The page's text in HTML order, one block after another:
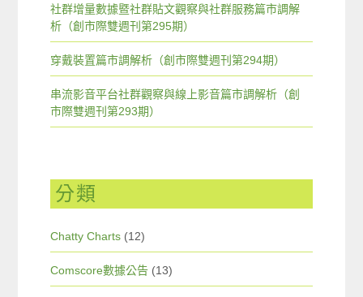
社群增量數據暨社群貼文觀察與社群服務篇市調解
析（創市際雙週刊第295期）
穿戴裝置篇市調解析（創市際雙週刊第294期）
串流影音平台社群觀察與線上影音篇市調解析（創
市際雙週刊第293期）
分類
Chatty Charts (12)
Comscore數據公告 (13)